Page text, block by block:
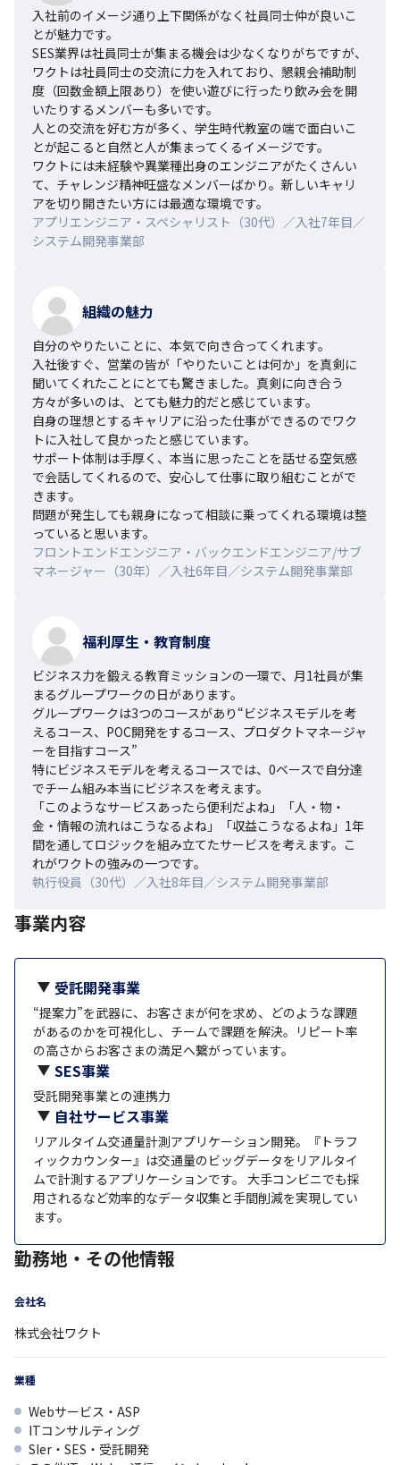
入社前のイメージ通り上下関係がなく社員同士仲が良いこ
とが魅力です。
SES業界は社員同士が集まる機会は少なくなりがちですが、
ワクトは社員同士の交流に力を入れており、懇親会補助制
度（回数金額上限あり）を使い遊びに行ったり飲み会を開
いたりするメンバーも多いです。
人との交流を好む方が多く、学生時代教室の端で面白いこ
とが起こると自然と人が集まってくるイメージです。
ワクトには未経験や異業種出身のエンジニアがたくさんい
て、チャレンジ精神旺盛なメンバーばかり。新しいキャリ
アを切り開きたい方には最適な環境です。
アプリエンジニア・スペシャリスト（30代）／入社7年目／
システム開発事業部
組織の魅力
自分のやりたいことに、本気で向き合ってくれます。
入社後すぐ、営業の皆が「やりたいことは何か」を真剣に
聞いてくれたことにとても驚きました。真剣に向き合う
方々が多いのは、とても魅力的だと感じています。
自身の理想とするキャリアに沿った仕事ができるのでワク
トに入社して良かったと感じています。
サポート体制は手厚く、本当に思ったことを話せる空気感
で会話してくれるので、安心して仕事に取り組むことがで
きます。
問題が発生しても親身になって相談に乗ってくれる環境は整
っていると思います。
フロントエンドエンジニア・バックエンドエンジニア/サブ
マネージャー（30年）／入社6年目／システム開発事業部
福利厚生・教育制度
ビジネス力を鍛える教育ミッションの一環で、月1社員が集
まるグループワークの日があります。
グループワークは3つのコースがあり“ビジネスモデルを考
えるコース、POC開発をするコース、プロダクトマネージャ
ーを目指すコース”
特にビジネスモデルを考えるコースでは、0ベースで自分達
でチーム組み本当にビジネスを考えます。
「このようなサービスあったら便利だよね」「人・物・
金・情報の流れはこうなるよね」「収益こうなるよね」1年
間を通してロジックを組み立てたサービスを考えます。こ
れがワクトの強みの一つです。
執行役員（30代）／入社8年目／システム開発事業部
事業内容
受託開発事業
“提案力”を武器に、お客さまが何を求め、どのような課題
があるのかを可視化し、チームで課題を解決。リピート率
の高さからお客さまの満足へ繋がっています。
SES事業
受託開発事業との連携力
自社サービス事業
リアルタイム交通量計測アプリケーション開発。『トラフ
ィックカウンター』は交通量のビッグデータをリアルタイ
ムで計測するアプリケーションです。 大手コンビニでも採
用されるなど効率的なデータ収集と手間削減を実現してい
ます。
勤務地・その他情報
会社名
株式会社ワクト
業種
Webサービス・ASP
ITコンサルティング
SIer・SES・受託開発